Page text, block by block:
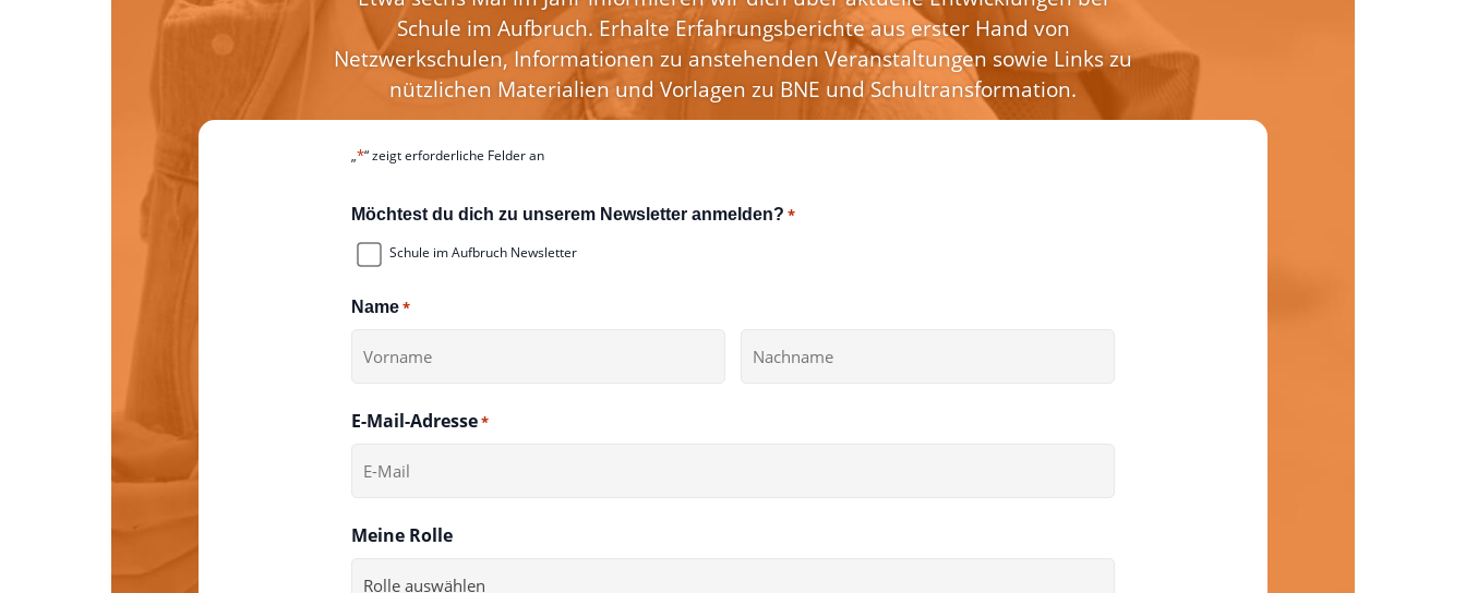
Schule im Aufbruch. Erhalte Erfahrungsberichte aus erster Hand von
Netzwerkschulen, Informationen zu anstehenden Veranstaltungen sowie Links zu
nützlichen Materialien und Vorlagen zu BNE und Schultransformation.